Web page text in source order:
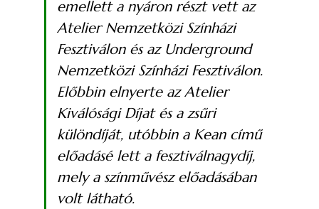
emellett a nyáron részt vett az
Atelier Nemzetközi Színházi
Fesztiválon és az Underground
Nemzetközi Színházi Fesztiválon.
Előbbin elnyerte az Atelier
Kiválósági Díjat és a zsűri
különdíját, utóbbin a Keancímű
előadásé lett a fesztiválnagydíj,
mely a színművész előadásában
volt látható.